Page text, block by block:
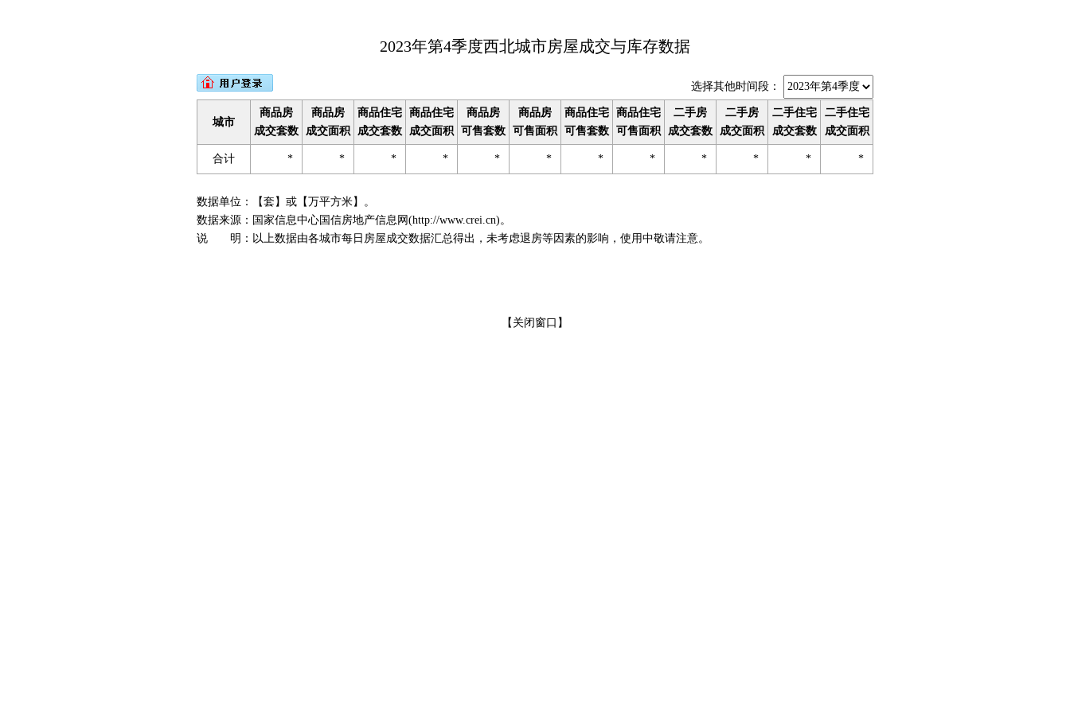
2023年第4季度西北城市房屋成交与库存数据
选择其他时间段：
城市
商品房
成交套数
商品房
成交面积
商品住宅
成交套数
商品住宅
成交面积
商品房
可售套数
商品房
可售面积
商品住宅
可售套数
商品住宅
可售面积
二手房
成交套数
二手房
成交面积
二手住宅
成交套数
二手住宅
成交面积
合计 * * * * * * * * * * * *
数据单位：【套】或【万平方米】。
数据来源：国家信息中心国信房地产信息网(http://www.crei.cn)。
说 明：以上数据由各城市每日房屋成交数据汇总得出，未考虑退房等因素的影响，使用中敬请注意。
【 关闭窗口 】